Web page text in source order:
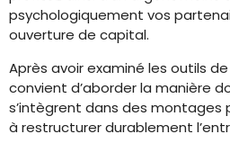
psychologiquement vos
ouverture de capital.
Après avoir examiné les outils
convient d’aborder la manière
s’intègrent dans des montages
à restructurer durablement